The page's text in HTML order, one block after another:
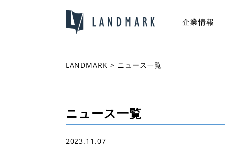
企業情報
LANDMARK > ニュース一覧
ニュース一覧
2023.11.07